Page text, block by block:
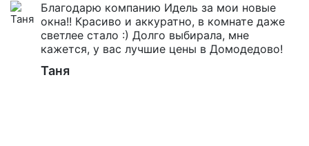
Благодарю компанию Идель за мои новые
окна!! Красиво и аккуратно, в комнате даже
светлее стало :) Долго выбирала, мне
кажется, у вас лучшие цены в Домодедово!
Таня